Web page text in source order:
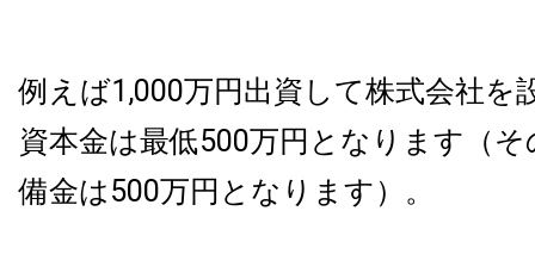
例えば1,000万円出資して株式会社を
資本金は最低500万円となります（
備金は500万円となります）。